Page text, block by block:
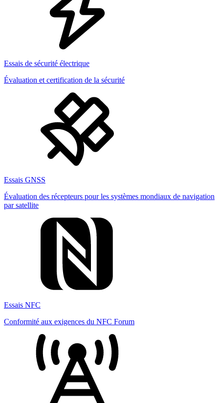
Essais de sécurité électrique
Évaluation et certification de la sécurité
Essais GNSS
Évaluation des récepteurs pour les systèmes mondiaux de navigation
par satellite
Essais NFC
Conformité aux exigences du NFC Forum